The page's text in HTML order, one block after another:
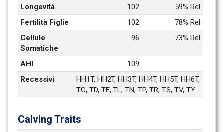
Longevità 102
59% Rel
Fertilità Figlie
102
78% Rel
Cellule
Somatiche
96 73% Rel
AHI
109
Recessivi
HH1T, HH2T, HH3T, HH4T, HH5T, HH6T,
TC, TD, TE, TL, TN, TP, TR, TS, TV, TY
Calving Traits